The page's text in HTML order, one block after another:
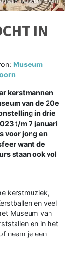
IN
Museum
kerstmannen
van de 20e
in drie
t/m 7 januari
voor jong en
want de
staan ook vol
kerstmuziek,
en veel
Museum van
en in het
neem je een